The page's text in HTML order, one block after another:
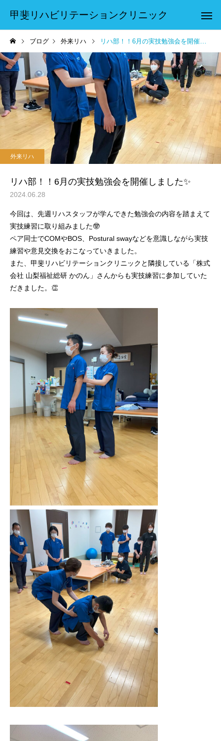
甲斐リハビリテーションクリニック
ブログ 外来リハ リハ部！！6月の実技勉強会を開催しました✨
外来リハ
リハ部！！6月の実技勉強会を開催しました✨
2024.06.28
今回は、先週リハスタッフが学んできた勉強会の内容を踏まえて
実技練習に取り組みました🤓
ペア同士でCOMやBOS、Postural swayなどを意識しながら実技
練習や意見交換をおこなっていきました。
また、甲斐リハビリテーションクリニックと隣接している「株式
会社 山梨福祉総研 かのん」さんからも実技練習に参加していた
だきました。👏